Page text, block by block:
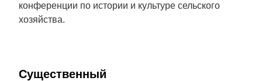
конференции по истории и культуре сельского
хозяйства.
Cущественный